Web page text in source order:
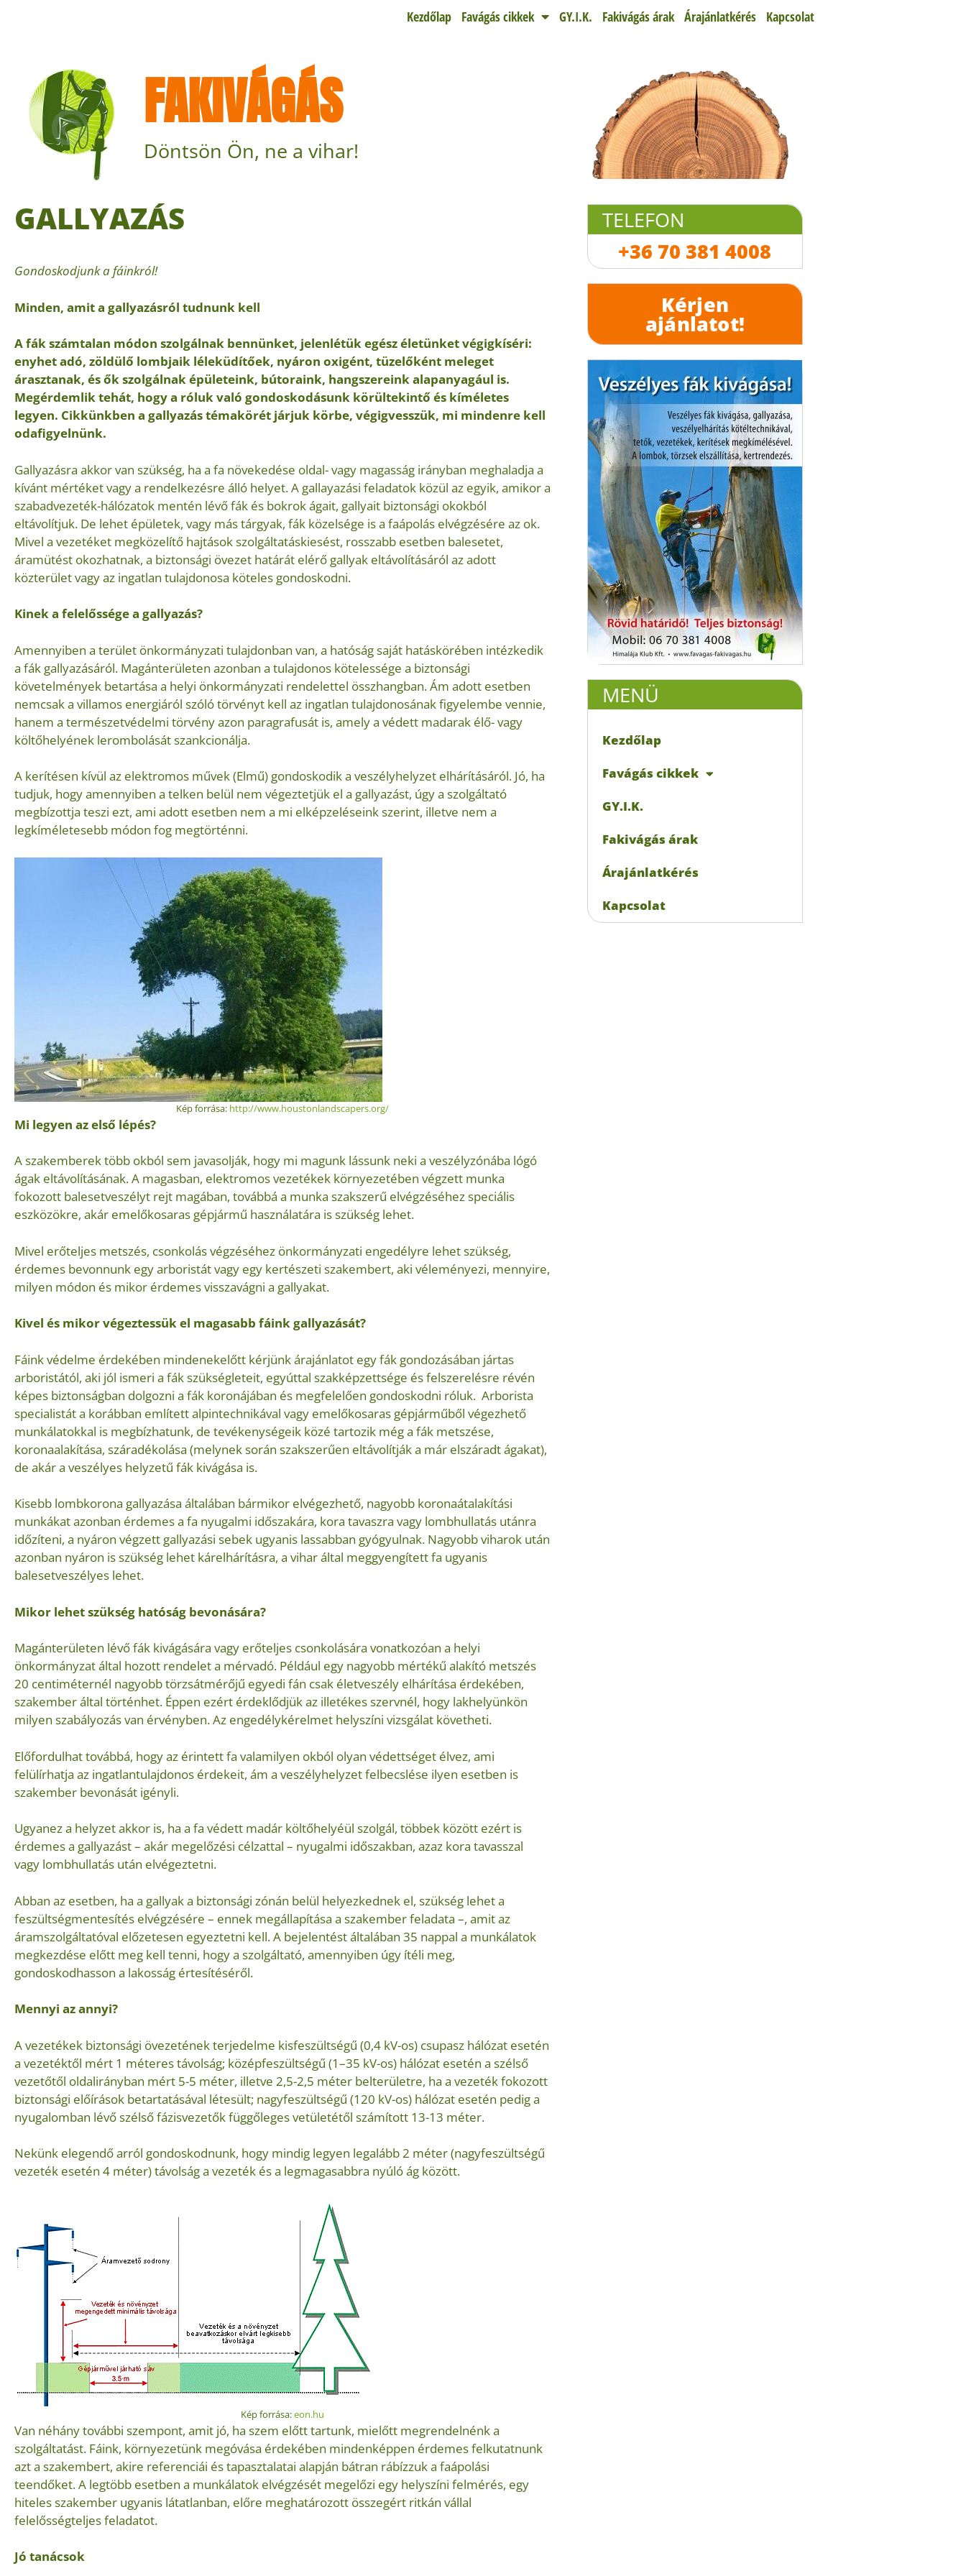
Kezdőlap Favágás cikkek GY.I.K. Fakivágás árak Árajánlatkérés Kapcsolat
FAKIVÁGÁS
Döntsön Ön, ne a vihar!
GALLYAZÁS
Gondoskodjunk a fáinkról!
Minden, amit a gallyazásról tudnunk kell
A fák számtalan módon szolgálnak bennünket, jelenlétük egész életünket végigkíséri:
enyhet adó, zöldülő lombjaik léleküdítőek, nyáron oxigént, tüzelőként meleget
árasztanak, és ők szolgálnak épületeink, bútoraink, hangszereink alapanyagául is.
Megérdemlik tehát, hogy a róluk való gondoskodásunk körültekintő és kíméletes
legyen. Cikkünkben a gallyazás témakörét járjuk körbe, végigvesszük, mi mindenre kell
odafigyelnünk.
Gallyazásra akkor van szükség, ha a fa növekedése oldal- vagy magasság irányban meghaladja a
kívánt mértéket vagy a rendelkezésre álló helyet. A gallayazási feladatok közül az egyik, amikor a
szabadvezeték-hálózatok mentén lévő fák és bokrok ágait, gallyait biztonsági okokból
eltávolítjuk. De lehet épületek, vagy más tárgyak, fák közelsége is a faápolás elvégzésére az ok.
Mivel a vezetéket megközelítő hajtások szolgáltatáskiesést, rosszabb esetben balesetet,
áramütést okozhatnak, a biztonsági övezet határát elérő gallyak eltávolításáról az adott
közterület vagy az ingatlan tulajdonosa köteles gondoskodni.
Kinek a felelőssége a gallyazás?
Amennyiben a terület önkormányzati tulajdonban van, a hatóság saját hatáskörében intézkedik
a fák gallyazásáról. Magánterületen azonban a tulajdonos kötelessége a biztonsági
követelmények betartása a helyi önkormányzati rendelettel összhangban. Ám adott esetben
nemcsak a villamos energiáról szóló törvényt kell az ingatlan tulajdonosának figyelembe vennie,
hanem a természetvédelmi törvény azon paragrafusát is, amely a védett madarak élő- vagy
költőhelyének lerombolását szankcionálja.
A kerítésen kívül az elektromos művek (Elmű) gondoskodik a veszélyhelyzet elhárításáról. Jó, ha
tudjuk, hogy amennyiben a telken belül nem végeztetjük el a gallyazást, úgy a szolgáltató
megbízottja teszi ezt, ami adott esetben nem a mi elképzeléseink szerint, illetve nem a
legkíméletesebb módon fog megtörténni.
Kép forrása: http://www.houstonlandscapers.org/
Mi legyen az első lépés?
A szakemberek több okból sem javasolják, hogy mi magunk lássunk neki a veszélyzónába lógó
ágak eltávolításának. A magasban, elektromos vezetékek környezetében végzett munka
fokozott balesetveszélyt rejt magában, továbbá a munka szakszerű elvégzéséhez speciális
eszközökre, akár emelőkosaras gépjármű használatára is szükség lehet.
Mivel erőteljes metszés, csonkolás végzéséhez önkormányzati engedélyre lehet szükség,
érdemes bevonnunk egy arboristát vagy egy kertészeti szakembert, aki véleményezi, mennyire,
milyen módon és mikor érdemes visszavágni a gallyakat.
Kivel és mikor végeztessük el magasabb fáink gallyazását?
Fáink védelme érdekében mindenekelőtt kérjünk árajánlatot egy fák gondozásában jártas
arboristától, aki jól ismeri a fák szükségleteit, egyúttal szakképzettsége és felszerelésre révén
képes biztonságban dolgozni a fák koronájában és megfelelően gondoskodni róluk. Arborista
specialistát a korábban említett alpintechnikával vagy emelőkosaras gépjárműből végezhető
munkálatokkal is megbízhatunk, de tevékenységeik közé tartozik még a fák metszése,
koronaalakítása, száradékolása (melynek során szakszerűen eltávolítják a már elszáradt ágakat),
de akár a veszélyes helyzetű fák kivágása is.
Kisebb lombkorona gallyazása általában bármikor elvégezhető, nagyobb koronaátalakítási
munkákat azonban érdemes a fa nyugalmi időszakára, kora tavaszra vagy lombhullatás utánra
időzíteni, a nyáron végzett gallyazási sebek ugyanis lassabban gyógyulnak. Nagyobb viharok után
azonban nyáron is szükség lehet kárelhárításra, a vihar által meggyengített fa ugyanis
balesetveszélyes lehet.
Mikor lehet szükség hatóság bevonására?
Magánterületen lévő fák kivágására vagy erőteljes csonkolására vonatkozóan a helyi
önkormányzat által hozott rendelet a mérvadó. Például egy nagyobb mértékű alakító metszés
20 centiméternél nagyobb törzsátmérőjű egyedi fán csak életveszély elhárítása érdekében,
szakember által történhet. Éppen ezért érdeklődjük az illetékes szervnél, hogy lakhelyünkön
milyen szabályozás van érvényben. Az engedélykérelmet helyszíni vizsgálat követheti.
Előfordulhat továbbá, hogy az érintett fa valamilyen okból olyan védettséget élvez, ami
felülírhatja az ingatlantulajdonos érdekeit, ám a veszélyhelyzet felbecslése ilyen esetben is
szakember bevonását igényli.
Ugyanez a helyzet akkor is, ha a fa védett madár költőhelyéül szolgál, többek között ezért is
érdemes a gallyazást – akár megelőzési célzattal – nyugalmi időszakban, azaz kora tavasszal
vagy lombhullatás után elvégeztetni.
Abban az esetben, ha a gallyak a biztonsági zónán belül helyezkednek el, szükség lehet a
feszültségmentesítés elvégzésére – ennek megállapítása a szakember feladata –, amit az
áramszolgáltatóval előzetesen egyeztetni kell. A bejelentést általában 35 nappal a munkálatok
megkezdése előtt meg kell tenni, hogy a szolgáltató, amennyiben úgy ítéli meg,
gondoskodhasson a lakosság értesítéséről.
Mennyi az annyi?
A vezetékek biztonsági övezetének terjedelme kisfeszültségű (0,4 kV-os) csupasz hálózat esetén
a vezetéktől mért 1 méteres távolság; középfeszültségű (1–35 kV-os) hálózat esetén a szélső
vezetőtől oldalirányban mért 5-5 méter, illetve 2,5-2,5 méter belterületre, ha a vezeték fokozott
biztonsági előírások betartatásával létesült; nagyfeszültségű (120 kV-os) hálózat esetén pedig a
nyugalomban lévő szélső fázisvezetők függőleges vetületétől számított 13-13 méter.
Nekünk elegendő arról gondoskodnunk, hogy mindig legyen legalább 2 méter (nagyfeszültségű
vezeték esetén 4 méter) távolság a vezeték és a legmagasabbra nyúló ág között.
Kép forrása:eon.hu
Van néhány további szempont, amit jó, ha szem előtt tartunk, mielőtt megrendelnénk a
szolgáltatást. Fáink, környezetünk megóvása érdekében mindenképpen érdemes felkutatnunk
azt a szakembert, akire referenciái és tapasztalatai alapján bátran rábízzuk a faápolási
teendőket. A legtöbb esetben a munkálatok elvégzését megelőzi egy helyszíni felmérés, egy
hiteles szakember ugyanis látatlanban, előre meghatározott összegért ritkán vállal
felelősségteljes feladatot.
Jó tanácsok
TELEFON
+36 70 381 4008
Kérjen
ajánlatot!
MENÜ
Kezdőlap
Favágás cikkek
GY.I.K.
Fakivágás árak
Árajánlatkérés
Kapcsolat